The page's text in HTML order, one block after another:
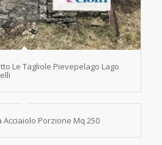
Le Tagliole Pievepelago Lago
Acciaiolo Porzione Mq 250